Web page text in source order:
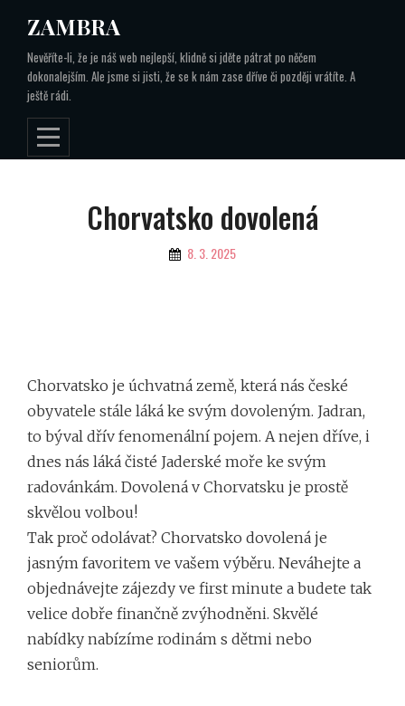
content
ZAMBRA
Nevěříte-li, že je náš web nejlepší, klidně si jděte pátrat po něčem
dokonalejším. Ale jsme si jisti, že se k nám zase dříve či později vrátíte. A
ještě rádi.
Chorvatsko dovolená
By 8. 3. 2025
Chorvatsko je úchvatná země, která nás české
obyvatele stále láká ke svým dovoleným. Jadran,
to býval dřív fenomenální pojem. A nejen dříve, i
dnes nás láká čisté Jaderské moře ke svým
radovánkám. Dovolená v Chorvatsku je prostě
skvělou volbou!
Tak proč odolávat? Chorvatsko dovolená je
jasným favoritem ve vašem výběru. Neváhejte a
objednávejte zájezdy ve first minute a budete tak
velice dobře finančně zvýhodněni. Skvělé
nabídky nabízíme rodinám s dětmi nebo
seniorům.
Navigace